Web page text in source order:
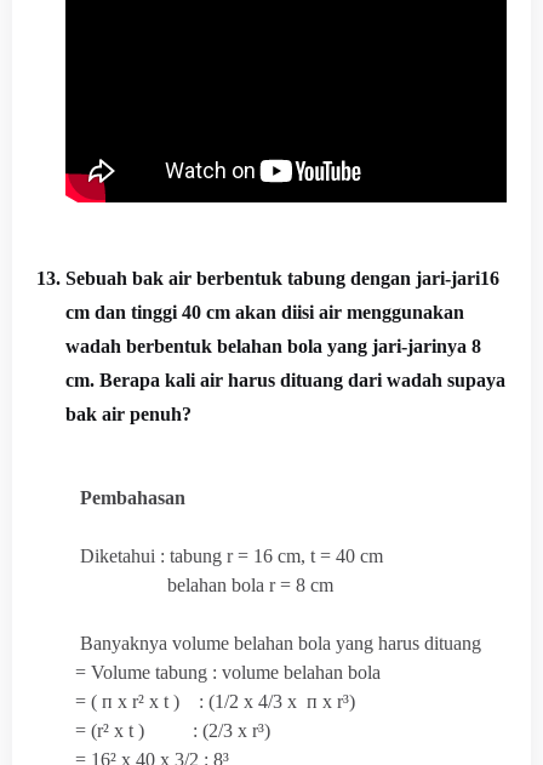
13. Sebuah bak air berbentuk tabung dengan jari-jari16
cm dan tinggi 40 cm akan diisi air menggunakan
wadah berbentuk belahan bola yang jari-jarinya 8
cm. Berapa kali air harus dituang dari wadah supaya
bak air penuh?
Pembahasan
Diketahui : tabung r = 16 cm, t = 40 cm
belahan bola r = 8 cm
Banyaknya volume belahan bola yang harus dituang
= Volume tabung : volume belahan bola
= ( п x r² x t ) : (1/2 x 4/3 x п x r³)
= (r² x t ) : (2/3 x r³)
= 16² x 40 x 3/2 : 8³